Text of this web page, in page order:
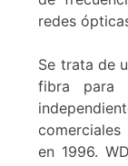
redes
Se trata de
fibra para
en 1996.